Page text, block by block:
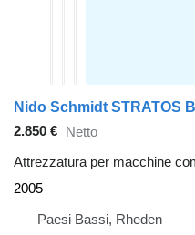
2.850 €
Netto
Attrezzatura per macchine
2005
Paesi Bassi, Rheden